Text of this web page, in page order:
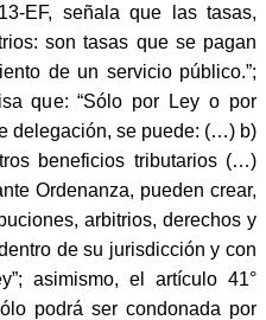
EF, señala que las tasas,
son tasas que se pagan
de un servicio público.”;
que: “Sólo por Ley o por
delegación, se puede: (…) b)
beneficios tributarios (…)
Ordenanza, pueden crear,
arbitrios, derechos y
de su jurisdicción y con
asimismo, el artículo 41°
podrá ser condonada por